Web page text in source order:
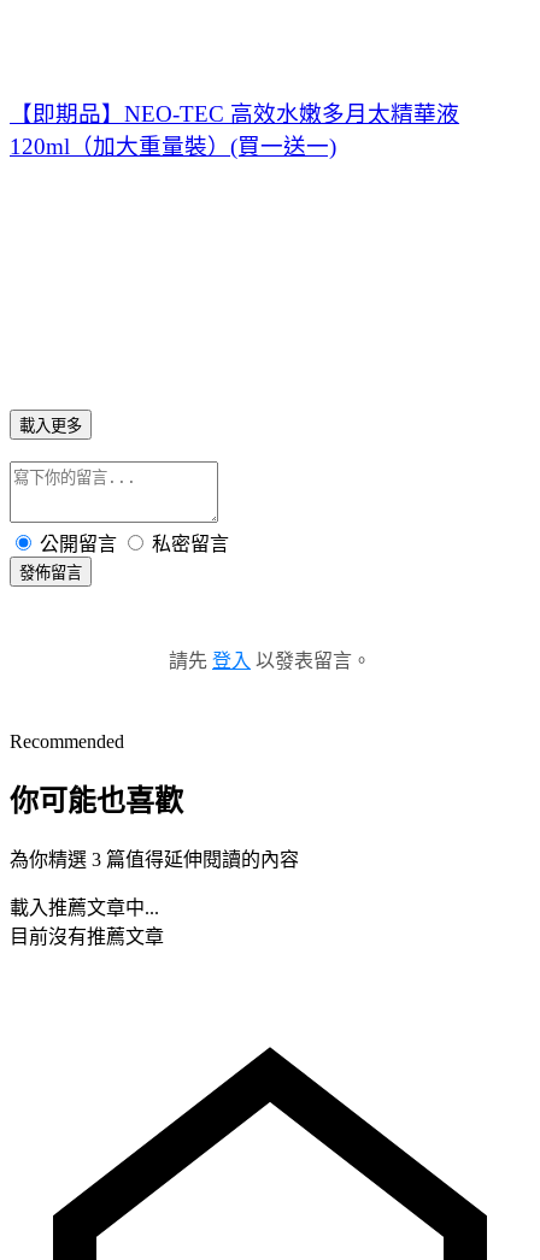
【即期品】NEO-TEC 高效水嫩多月太精華液
120ml（加大重量裝）(買一送一)
載入更多
公開留言 私密留言
發佈留言
請先 登入 以發表留言。
Recommended
你可能也喜歡
為你精選 3 篇值得延伸閱讀的內容
載入推薦文章中...
目前沒有推薦文章